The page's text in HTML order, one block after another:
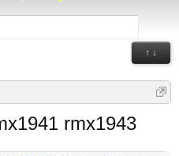
↑ ↓
rmx1943